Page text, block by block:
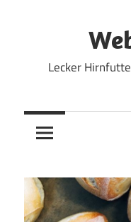
Lecker